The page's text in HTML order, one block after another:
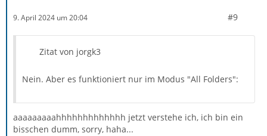
9. April 2024 um 20:04 #9
Zitat von jorgk3
Nein. Aber es funktioniert nur im Modus "All Folders":
aaaaaaaaahhhhhhhhhhhhh jetzt verstehe ich, ich bin ein
bisschen dumm, sorry, haha...